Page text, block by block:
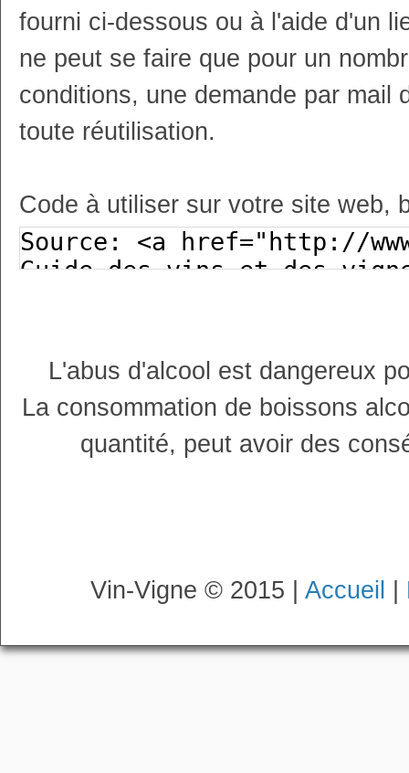
fourni ci-dessous ou à l'aide d'un
ne peut se faire que pour un
conditions, une demande par mail
toute réutilisation.
Code à utiliser sur votre site web,
L'abus d'alcool est dangereux
La consommation de boissons
quantité, peut avoir des
Vin-Vigne © 2015 | Accueil